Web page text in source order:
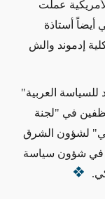
عملت
أيضاً أستاذة
إدموند والش
العربية"
في "لجنة
لشؤون الشرق
في شؤون سياسة